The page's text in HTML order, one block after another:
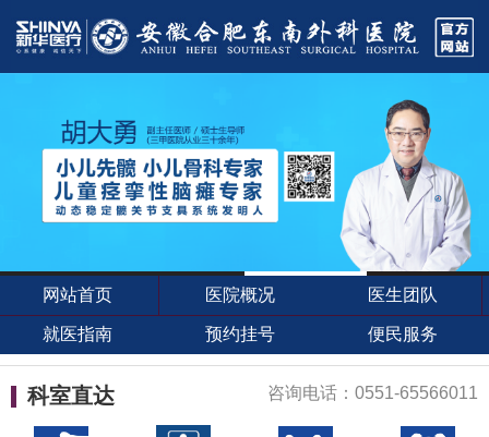
网站首页 医院概况 医生团队
就医指南 预约挂号 便民服务
咨询电话：0551-65566011
科室直达